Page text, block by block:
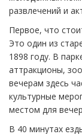
развлечений и
Первое, что
Это один из
1898 году. В
аттракционы,
вечерам здесь
культурные
местом для
В 40 минутах